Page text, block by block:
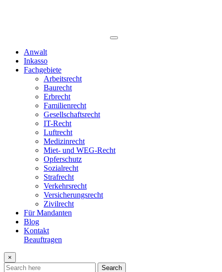
Anwalt
Inkasso
Fachgebiete
Arbeitsrecht
Baurecht
Erbrecht
Familienrecht
Gesellschaftsrecht
IT-Recht
Luftrecht
Medizinrecht
Miet- und WEG-Recht
Opferschutz
Sozialrecht
Strafrecht
Verkehrsrecht
Versicherungsrecht
Zivilrecht
Für Mandanten
Blog
Kontakt
Beauftragen
×
Search